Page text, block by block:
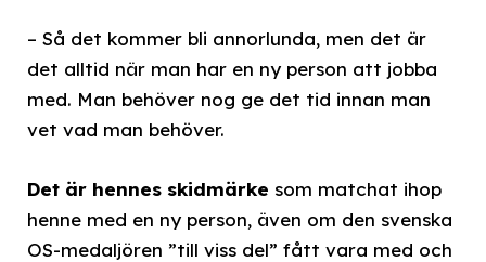
– Så det kommer bli annorlunda, men det är
det alltid när man har en ny person att jobba
med. Man behöver nog ge det tid innan man
vet vad man behöver.
Det är hennes skidmärke som matchat ihop
henne med en ny person, även om den svenska
OS-medaljören ”till viss del” fått vara med och